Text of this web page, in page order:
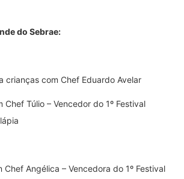
do Sebrae:
crianças com Chef Eduardo Avelar
Chef Túlio – Vencedor do 1º Festival
Chef Angélica – Vencedora do 1º Festival